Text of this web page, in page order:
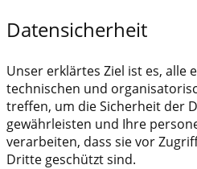
Datensicherheit
Unser erklärtes Ziel ist es, alle
technischen und
treffen, um die Sicherheit der
gewährleisten und Ihre
verarbeiten, dass sie vor
Dritte geschützt sind.